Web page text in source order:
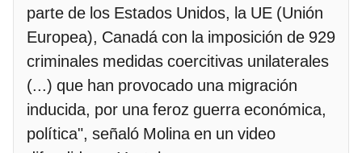
parte de los Estados Unidos, la UE (Unión
Europea), Canadá con la imposición de 929
criminales medidas coercitivas unilaterales
(...) que han provocado una migración
inducida, por una feroz guerra económica,
política", señaló Molina en un video